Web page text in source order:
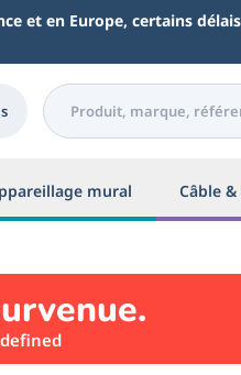
et en Europe, certains
mural Câble